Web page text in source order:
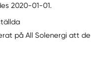
2020-01-01.
på All Solenergi att de